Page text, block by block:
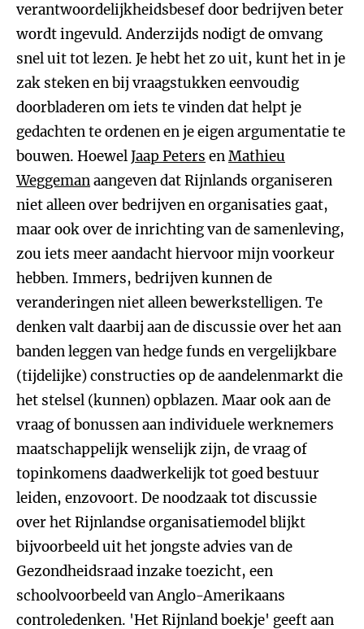
verantwoordelijkheidsbesef door bedrijven beter
wordt ingevuld. Anderzijds nodigt de omvang
snel uit tot lezen. Je hebt het zo uit, kunt het in je
zak steken en bij vraagstukken eenvoudig
doorbladeren om iets te vinden dat helpt je
gedachten te ordenen en je eigen argumentatie te
bouwen. HoewelJaap Peters enMathieu
Weggemanaangeven dat Rijnlands organiseren
niet alleen over bedrijven en organisaties gaat,
maar ook over de inrichting van de samenleving,
zou iets meer aandacht hiervoor mijn voorkeur
hebben. Immers, bedrijven kunnen de
veranderingen niet alleen bewerkstelligen. Te
denken valt daarbij aan de discussie over het aan
banden leggen van hedge funds en vergelijkbare
(tijdelijke) constructies op de aandelenmarkt die
het stelsel (kunnen) opblazen. Maar ook aan de
vraag of bonussen aan individuele werknemers
maatschappelijk wenselijk zijn, de vraag of
topinkomens daadwerkelijk tot goed bestuur
leiden, enzovoort. De noodzaak tot discussie
over het Rijnlandse organisatiemodel blijkt
bijvoorbeeld uit het jongste advies van de
Gezondheidsraad inzake toezicht, een
schoolvoorbeeld van Anglo-Amerikaans
controledenken. 'Het Rijnland boekje' geeft aan